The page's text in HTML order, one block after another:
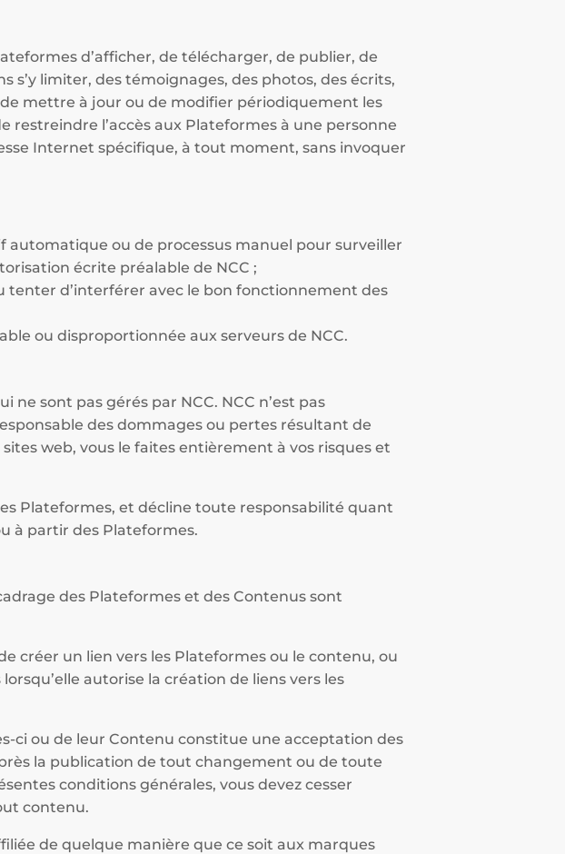
d’afficher, de télécharger, de publier, de
limiter, des témoignages, des photos, des écrits,
de mettre à jour ou de modifier périodiquement les
restreindre l’accès aux Plateformes à une personne
Internet spécifique, à tout moment, sans invoquer
automatique ou de processus manuel pour surveiller
écrite préalable de NCC ;
d’interférer avec le bon fonctionnement des
ou disproportionnée aux serveurs de NCC.
sont pas gérés par NCC. NCC n’est pas
des dommages ou pertes résultant de
web, vous le faites entièrement à vos risques et
Plateformes, et décline toute responsabilité quant
à partir des Plateformes.
des Plateformes et des Contenus sont
créer un lien vers les Plateformes ou le contenu, ou
autorise la création de liens vers les
ci ou de leur Contenu constitue une acceptation des
la publication de tout changement ou de toute
conditions générales, vous devez cesser
contenu.
de quelque manière que ce soit aux marques